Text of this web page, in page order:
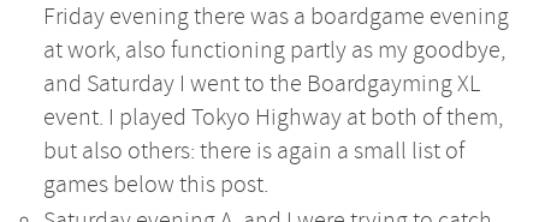
Friday evening there was a boardgame evening
at work, also functioning partly as my goodbye,
and Saturday I went to the Boardgayming XL
event. I played Tokyo Highway at both of them,
but also others: there is again a small list of
games below this post.